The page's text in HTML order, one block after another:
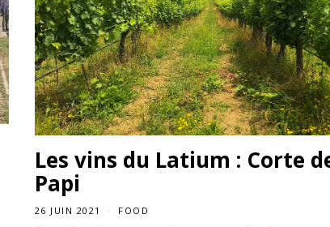
Les vins du Latium : Corte
Papi
26 JUIN 2021 FOOD